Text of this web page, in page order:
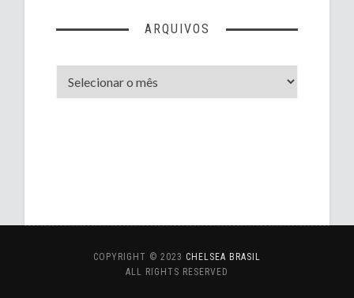
ARQUIVOS
COPYRIGHT © 2023 CHELSEA BRASIL
ALL RIGHTS RESERVED